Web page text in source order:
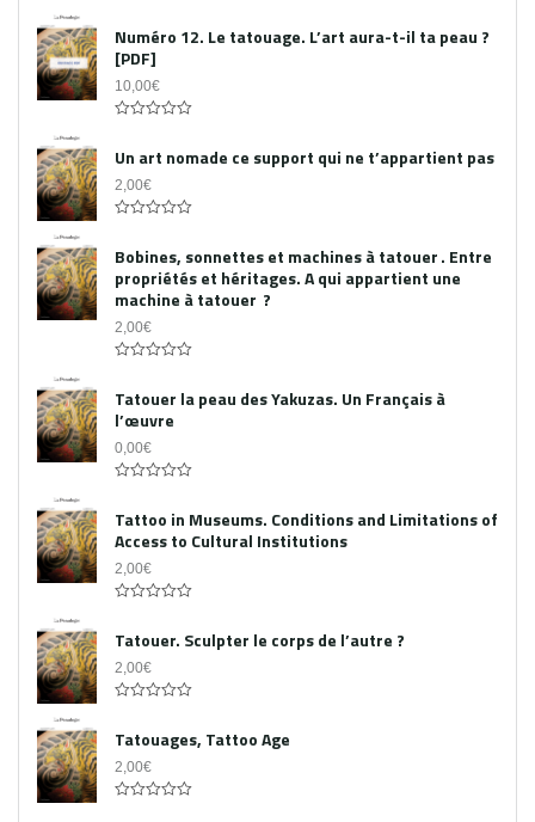
out
of
5
Numéro 12. Le tatouage. L’art aura-t-il ta peau ?
[PDF]
10,00€
out
of
5
Un art nomade ce support qui ne t’appartient pas
2,00€
out
of
5
Bobines, sonnettes et machines à tatouer . Entre
propriétés et héritages. A qui appartient une
machine à tatouer ?
2,00€
out
of
5
Tatouer la peau des Yakuzas. Un Français à
l’œuvre
0,00€
out
of
5
Tattoo in Museums. Conditions and Limitations of
Access to Cultural Institutions
2,00€
out
of
5
Tatouer. Sculpter le corps de l’autre ?
2,00€
out
of
5
Tatouages, Tattoo Age
2,00€